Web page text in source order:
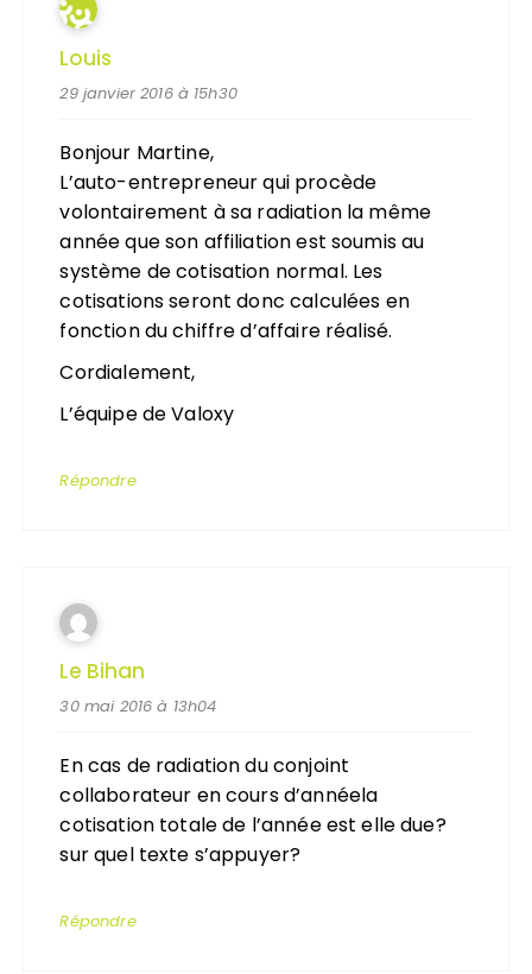
Louis
29 janvier 2016 à 15h30
Bonjour Martine,
L’auto-entrepreneur qui procède
volontairement à sa radiation la même
année que son affiliation est soumis au
système de cotisation normal. Les
cotisations seront donc calculées en
fonction du chiffre d’affaire réalisé.
Cordialement,
L’équipe de Valoxy
Répondre
Le Bihan
30 mai 2016 à 13h04
En cas de radiation du conjoint
collaborateur en cours d’annéela
cotisation totale de l’année est elle due?
sur quel texte s’appuyer?
Répondre